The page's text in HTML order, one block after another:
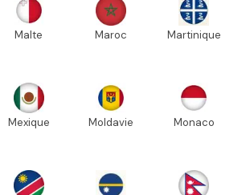
Malte Maroc Martinique
Mexique Moldavie Monaco